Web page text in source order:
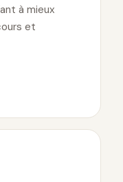
à mieux
et